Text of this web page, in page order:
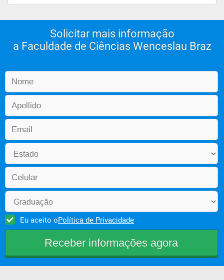
Solicitar mais informação
a Faculdade de Ciências Wenceslau Braz
Eu aceito oPolítica de Privacidade